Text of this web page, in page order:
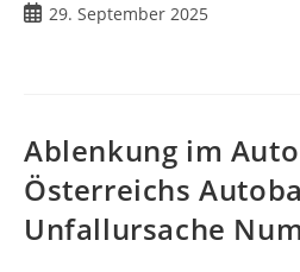
29. September 2025
Ablenkung im
Österreichs
Unfallursache